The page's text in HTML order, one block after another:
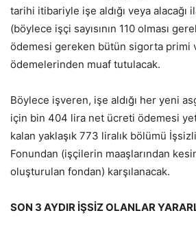
tarihi itibariyle işe aldığı veya alacağı
(böylece işçi sayısının 110 olması
ödemesi gereken bütün sigorta primi
ödemelerinden muaf tutulacak.
Böylece işveren, işe aldığı her yeni
için bin 404 lira net ücreti ödemesi
kalan yaklaşık 773 liralık bölümü
Fonundan (işçilerin maaşlarından
oluşturulan fondan) karşılanacak.
SON 3 AYDIR İŞSİZ OLANLAR